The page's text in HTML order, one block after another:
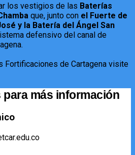
los vestigios de las Baterías
que, junto con el Fuerte de
y la Batería del Ángel San
defensivo del canal de
Fortificaciones de Cartagena visite
más información